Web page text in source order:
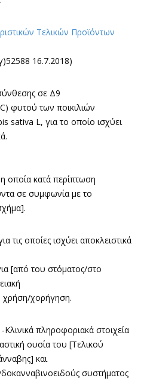
Τελικών Προϊόντων
16.7.2018)
σε Δ9
φυτού των ποικιλιών
sativa L, για το οποίο ισχύει
οποία κατά περίπτωση
σε συμφωνία με το
τις οποίες ισχύει αποκλειστικά
[από του στόματος/στο
χρήση/χορήγηση.
Κλινικά πληροφοριακά στοιχεία
ουσία του [Τελικού
και
συστήματος